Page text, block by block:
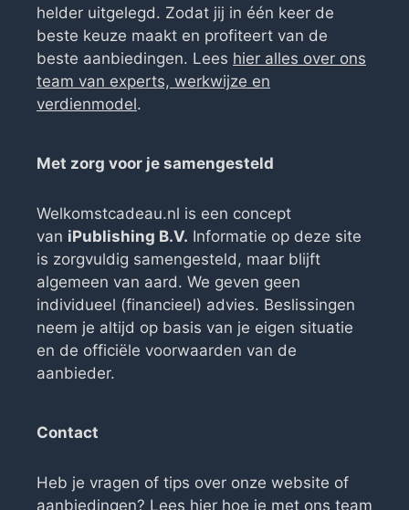
helder uitgelegd. Zodat jij in één keer de
beste keuze maakt en profiteert van de
beste aanbiedingen. Lees hier alles over ons
team van experts, werkwijze en
verdienmodel.
Met zorg voor je samengesteld
Welkomstcadeau.nl is een concept
van iPublishing B.V. Informatie op deze site
is zorgvuldig samengesteld, maar blijft
algemeen van aard. We geven geen
individueel (financieel) advies. Beslissingen
neem je altijd op basis van je eigen situatie
en de officiële voorwaarden van de
aanbieder.
Contact
Heb je vragen of tips over onze website of
aanbiedingen? Lees hier hoe je met ons team